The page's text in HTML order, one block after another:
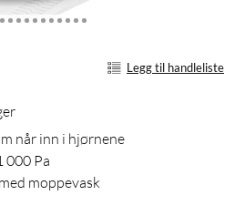
Legg til handleliste
når inn i hjørnene
000 Pa
moppevask